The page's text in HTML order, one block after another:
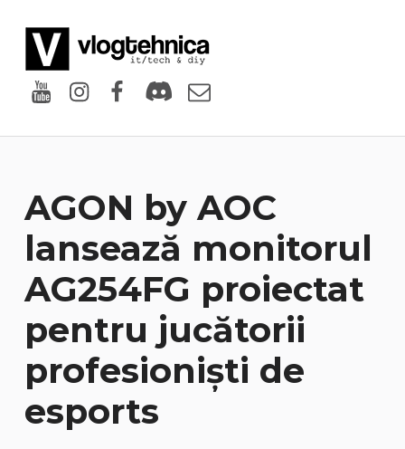
YoutubeInstagram
Facebook
DiscordEmail
AGON by AOC
lansează monitorul
AG254FG proiectat
pentru jucătorii
profesioniști de
esports